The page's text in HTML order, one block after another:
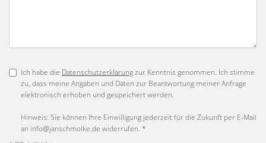
Ich habe die Datenschutzerklärungzur Kenntnis genommen. Ich stimme
zu, dass meine Angaben und Daten zur Beantwortung meiner Anfrage
elektronisch erhoben und gespeichert werden.
Hinweis: Sie können Ihre Einwilligung jederzeit für die Zukunft per E-Mail
an info@janschmolke.de widerrufen. *